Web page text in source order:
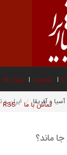
عضویت پیوند ها
تماس با ما RSS آسیا و آفریقا ایران و
جا ماند؟